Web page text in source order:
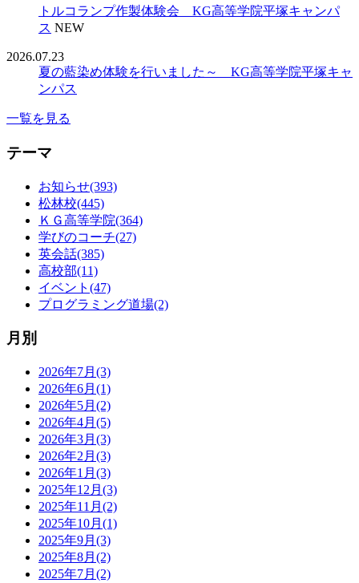
トルコランプ作製体験会 KG高等学院平塚キャンパ
ス NEW
2026.07.23
夏の藍染め体験を行いました～ KG高等学院平塚キャ
ンパス
一覧を見る
テーマ
お知らせ(393)
松林校(445)
ＫＧ高等学院(364)
学びのコーチ(27)
英会話(385)
高校部(11)
イベント(47)
プログラミング道場(2)
月別
2026年7月(3)
2026年6月(1)
2026年5月(2)
2026年4月(5)
2026年3月(3)
2026年2月(3)
2026年1月(3)
2025年12月(3)
2025年11月(2)
2025年10月(1)
2025年9月(3)
2025年8月(2)
2025年7月(2)